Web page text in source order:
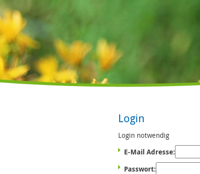
Login
Login notwendig
E-Mail Adresse:
Passwort: